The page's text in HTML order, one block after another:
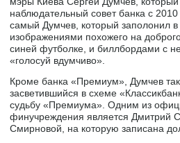
наблюдательный совет банка с
самый Думчев, который заполонил в
изображениями похожего на
синей футболке, и биллбордами с
«голосуй вдумчиво».
Кроме банка «Премиум», Думчев
засветившийся в схеме
судьбу «Премиума». Одним из
финучреждения является
Смирновой, на которую записана